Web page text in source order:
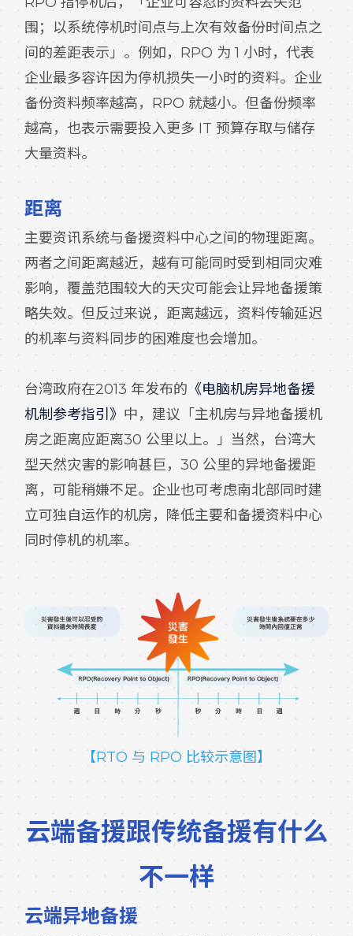
围；以系统停机时间点与上次有效备份时间点之
间的差距表示」。例如，RPO 为 1 小时，代表
企业最多容许因为停机损失一小时的资料。企业
备份资料频率越高，RPO 就越小。但备份频率
越高，也表示需要投入更多 IT 预算存取与储存
大量资料。
距离
主要资讯系统与备援资料中心之间的物理距离。
两者之间距离越近，越有可能同时受到相同灾难
影响，覆盖范围较大的天灾可能会让异地备援策
略失效。但反过来说，距离越远，资料传输延迟
的机率与资料同步的困难度也会增加。
台湾政府在2013 年发布的 《电脑机房异地备援
机制参考指引》 中，建议「主机房与异地备援机
房之距离应距离30 公里以上。」当然，台湾大
型天然灾害的影响甚巨，30 公里的异地备援距
离，可能稍嫌不足。企业也可考虑南北部同时建
立可独自运作的机房，降低主要和备援资料中心
同时停机的机率。
【RTO 与 RPO 比较示意图】
云端备援跟传统备援有什么
不一样
云端异地备援